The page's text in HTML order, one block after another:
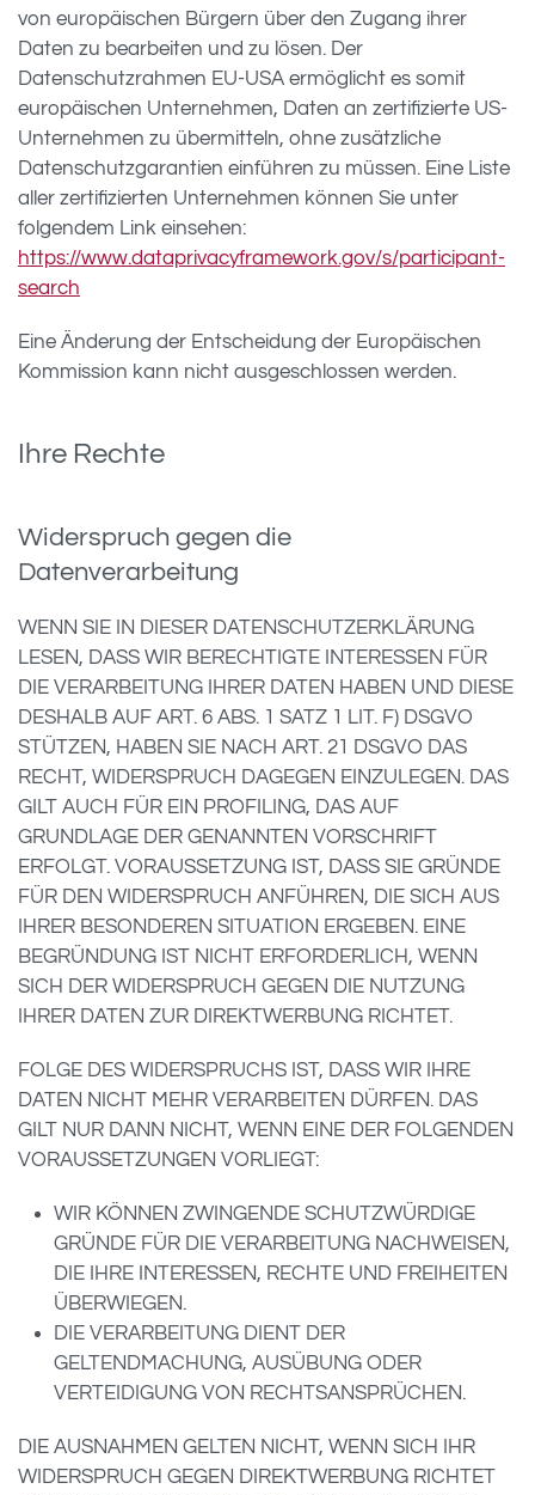
von europäischen Bürgern über den Zugang ihrer
Daten zu bearbeiten und zu lösen. Der
Datenschutzrahmen EU-USA ermöglicht es somit
europäischen Unternehmen, Daten an zertifizierte US-
Unternehmen zu übermitteln, ohne zusätzliche
Datenschutzgarantien einführen zu müssen. Eine Liste
aller zertifizierten Unternehmen können Sie unter
folgendem Link einsehen:
https://www.dataprivacyframework.gov/s/participant-
search
Eine Änderung der Entscheidung der Europäischen
Kommission kann nicht ausgeschlossen werden.
Ihre Rechte
Widerspruch gegen die
Datenverarbeitung
WENN SIE IN DIESER DATENSCHUTZERKLÄRUNG
LESEN, DASS WIR BERECHTIGTE INTERESSEN FÜR
DIE VERARBEITUNG IHRER DATEN HABEN UND DIESE
DESHALB AUF ART. 6 ABS. 1 SATZ 1 LIT. F) DSGVO
STÜTZEN, HABEN SIE NACH ART. 21 DSGVO DAS
RECHT, WIDERSPRUCH DAGEGEN EINZULEGEN. DAS
GILT AUCH FÜR EIN PROFILING, DAS AUF
GRUNDLAGE DER GENANNTEN VORSCHRIFT
ERFOLGT. VORAUSSETZUNG IST, DASS SIE GRÜNDE
FÜR DEN WIDERSPRUCH ANFÜHREN, DIE SICH AUS
IHRER BESONDEREN SITUATION ERGEBEN. EINE
BEGRÜNDUNG IST NICHT ERFORDERLICH, WENN
SICH DER WIDERSPRUCH GEGEN DIE NUTZUNG
IHRER DATEN ZUR DIREKTWERBUNG RICHTET.
FOLGE DES WIDERSPRUCHS IST, DASS WIR IHRE
DATEN NICHT MEHR VERARBEITEN DÜRFEN. DAS
GILT NUR DANN NICHT, WENN EINE DER FOLGENDEN
VORAUSSETZUNGEN VORLIEGT:
WIR KÖNNEN ZWINGENDE SCHUTZWÜRDIGE
GRÜNDE FÜR DIE VERARBEITUNG NACHWEISEN,
DIE IHRE INTERESSEN, RECHTE UND FREIHEITEN
ÜBERWIEGEN.
DIE VERARBEITUNG DIENT DER
GELTENDMACHUNG, AUSÜBUNG ODER
VERTEIDIGUNG VON RECHTSANSPRÜCHEN.
DIE AUSNAHMEN GELTEN NICHT, WENN SICH IHR
WIDERSPRUCH GEGEN DIREKTWERBUNG RICHTET